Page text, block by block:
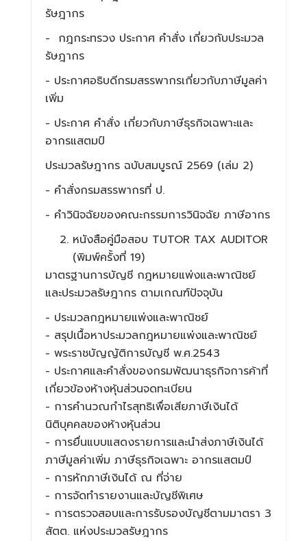
รัษฎากร
- กฎกระทรวง ประกาศ คำสั่ง เกี่ยวกับประมวล
รัษฎากร
- ประกาศอธิบดีกรมสรรพากรเกี่ยวกับภาษีมูลค่า
เพิ่ม
- ประกาศ คำสั่ง เกี่ยวกับภาษีธุรกิจเฉพาะและ
อากรแสตมป์
ประมวลรัษฎากร ฉบับสมบูรณ์ 2569 (เล่ม 2)
- คำสั่งกรมสรรพากรที่ ป.
- คำวินิจฉัยของคณะกรรมการวินิจฉัย ภาษีอากร
หนังสือคู่มือสอบ TUTOR TAX AUDITOR
(พิมพ์ครั้งที่ 19)
มาตรฐานการบัญชี กฎหมายแพ่งและพาณิชย์
และประมวลรัษฎากร ตามเกณฑ์ปัจจุบัน
- ประมวลกฎหมายแพ่งและพาณิชย์
- สรุปเนื้อหาประมวลกฎหมายแพ่งและพาณิชย์
- พระราชบัญญัติการบัญชี พ.ศ.2543
- ประกาศและคำสั่งของกรมพัฒนาธุรกิจการค้าที่
เกี่ยวข้องห้างหุ้นส่วนจดทะเบียน
- การคำนวณกำไรสุทธิเพื่อเสียภาษีเงินได้
นิติบุคคลของห้างหุ้นส่วน
- การยื่นแบบแสดงรายการและนำส่งภาษีเงินได้
ภาษีมูลค่าเพิ่ม ภาษีธุรกิจเฉพาะ อากรแสตมป์
- การหักภาษีเงินได้ ณ ที่จ่าย
- การจัดทำรายงานและบัญชีพิเศษ
- การตรวจสอบและการรับรองบัญชีตามมาตรา 3
สัตต. แห่งประมวลรัษฎากร